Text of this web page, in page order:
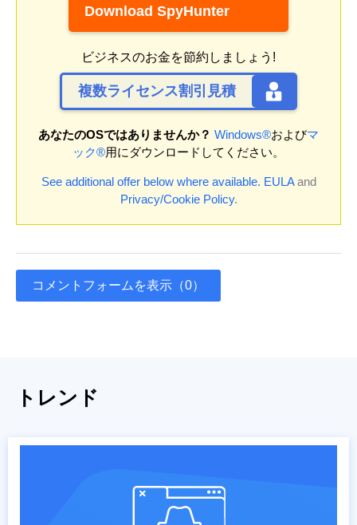
Download SpyHunter
ビジネスのお金を節約しましょう!
複数ライセンス割引見積
あなたのOSではありませんか？ Windows®およびマ
ック®用にダウンロードしてください。
See additional offer below where available. EULAand
Privacy/Cookie Policy.
コメントフォームを表示（0）
トレンド